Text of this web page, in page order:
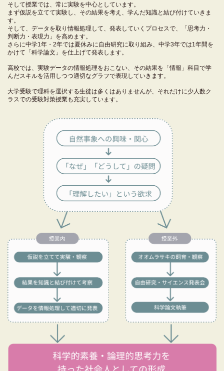
そして授業では、常に実験を中心としています。
まず仮説を立てて実験し、その結果を考え、学んだ知識と結び付けていきま
す。
そして、データを取り情報処理して、発表していくプロセスで、「思考力・
判断力・表現力」を高めます。
さらに中学1年・2年では夏休みに自由研究に取り組み、中学3年では1年間を
かけて「科学論文」を仕上げて発表します。
高校では、実験データの情報処理をおこない、その結果を「情報」科目で学
んだスキルを活用しつつ適切なグラフで表現していきます。
大学受験で理科を選択する生徒は多くはありませんが、それだけに少人数ク
ラスでの受験対策授業も充実しています。